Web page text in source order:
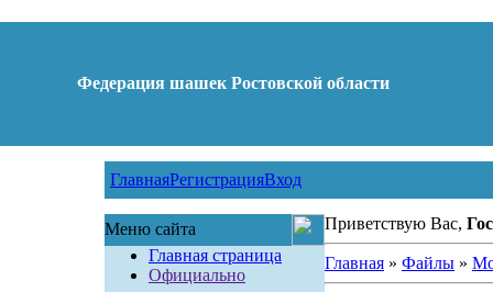
Федерация шашек Ростовской области
ГлавнаяРегистрацияВход
Меню сайта
Главная страница
Официально
Приветствую Вас,
Главная» Файлы»